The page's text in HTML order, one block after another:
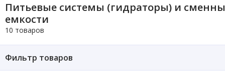
Питьевые системы (гидраторы) и
емкости
10 товаров
Фильтр товаров